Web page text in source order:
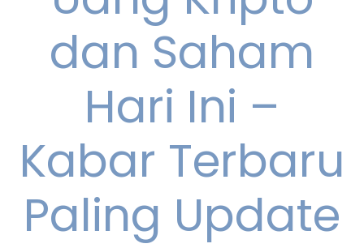
dan Saham
Hari Ini –
Kabar Terbaru
Paling Update